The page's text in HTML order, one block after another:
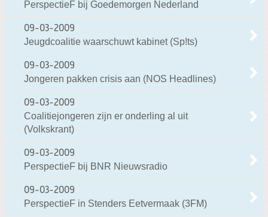
PerspectieF bij Goedemorgen Nederland
09-03-2009
Jeugdcoalitie waarschuwt kabinet (Sp!ts)
09-03-2009
Jongeren pakken crisis aan (NOS Headlines)
09-03-2009
Coalitiejongeren zijn er onderling al uit
(Volkskrant)
09-03-2009
PerspectieF bij BNR Nieuwsradio
09-03-2009
PerspectieF in Stenders Eetvermaak (3FM)